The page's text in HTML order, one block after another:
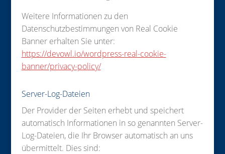
Weitere Informationen zu den
Datenschutzbestimmungen von Real Cookie
Banner erhalten Sie unter:
https://devowl.io/wordpress-real-cookie-
banner/privacy-policy/
Server-Log-Dateien
Der Provider der Seiten erhebt und speichert
automatisch Informationen in so genannten Server-
Log-Dateien, die Ihr Browser automatisch an uns
übermittelt. Dies sind: